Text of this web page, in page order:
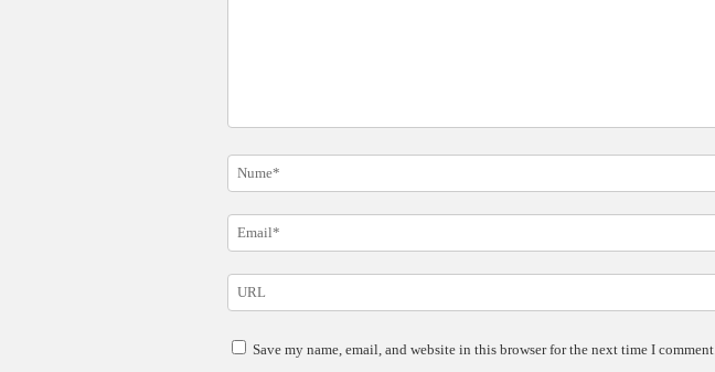
Save my name, email, and website in this browser for the next time I comment.